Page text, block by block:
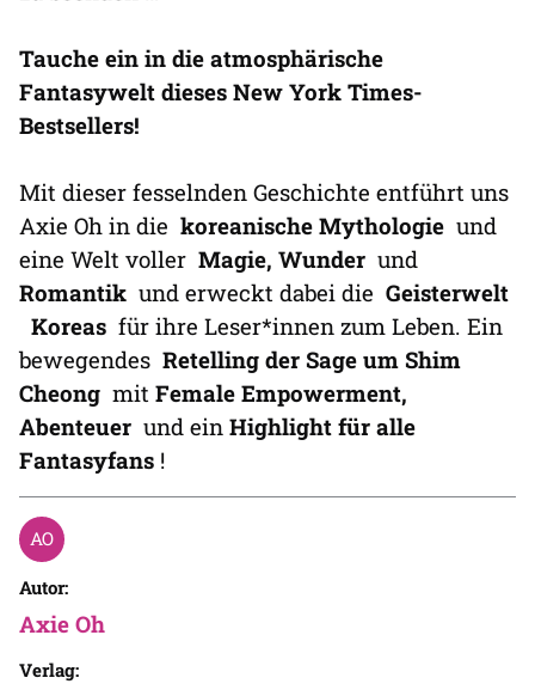
Tauche ein in die atmosphärische
Fantasywelt dieses New York Times-
Bestsellers!
Mit dieser fesselnden Geschichte entführt uns
Axie Oh in die koreanische Mythologie und
eine Welt voller Magie, Wunder und
Romantik und erweckt dabei die Geisterwelt
Koreas für ihre Leser*innen zum Leben. Ein
bewegendes Retelling der Sage um Shim
Cheong mit Female Empowerment,
Abenteuer und ein Highlight für alle
Fantasyfans !
Autor:
Axie Oh
Verlag: